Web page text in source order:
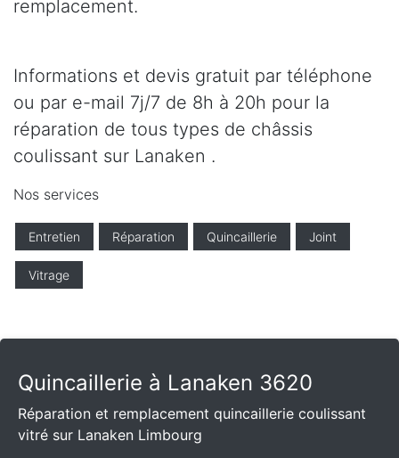
remplacement.
Informations et devis gratuit par téléphone
ou par e-mail 7j/7 de 8h à 20h pour la
réparation de tous types de châssis
coulissant sur Lanaken .
Nos services
Entretien Réparation Quincaillerie Joint
Vitrage
Quincaillerie à Lanaken 3620
Réparation et remplacement quincaillerie coulissant
vitré sur Lanaken Limbourg